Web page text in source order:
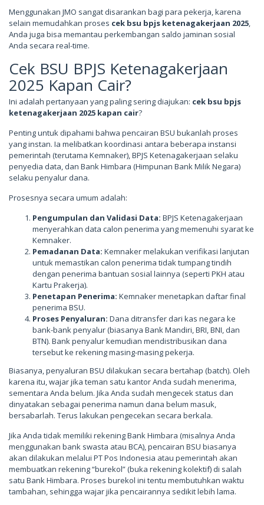
Menggunakan JMO sangat disarankan bagi para pekerja, karena
selain memudahkan proses cek bsu bpjs ketenagakerjaan 2025,
Anda juga bisa memantau perkembangan saldo jaminan sosial
Anda secara real-time.
Cek BSU BPJS Ketenagakerjaan
2025 Kapan Cair?
Ini adalah pertanyaan yang paling sering diajukan: cek bsu bpjs
ketenagakerjaan 2025 kapan cair?
Penting untuk dipahami bahwa pencairan BSU bukanlah proses
yang instan. Ia melibatkan koordinasi antara beberapa instansi
pemerintah (terutama Kemnaker), BPJS Ketenagakerjaan selaku
penyedia data, dan Bank Himbara (Himpunan Bank Milik Negara)
selaku penyalur dana.
Prosesnya secara umum adalah:
Pengumpulan dan Validasi Data: BPJS Ketenagakerjaan
menyerahkan data calon penerima yang memenuhi syarat ke
Kemnaker.
Pemadanan Data: Kemnaker melakukan verifikasi lanjutan
untuk memastikan calon penerima tidak tumpang tindih
dengan penerima bantuan sosial lainnya (seperti PKH atau
Kartu Prakerja).
Penetapan Penerima: Kemnaker menetapkan daftar final
penerima BSU.
Proses Penyaluran: Dana ditransfer dari kas negara ke
bank-bank penyalur (biasanya Bank Mandiri, BRI, BNI, dan
BTN). Bank penyalur kemudian mendistribusikan dana
tersebut ke rekening masing-masing pekerja.
Biasanya, penyaluran BSU dilakukan secara bertahap (batch). Oleh
karena itu, wajar jika teman satu kantor Anda sudah menerima,
sementara Anda belum. Jika Anda sudah mengecek status dan
dinyatakan sebagai penerima namun dana belum masuk,
bersabarlah. Terus lakukan pengecekan secara berkala.
Jika Anda tidak memiliki rekening Bank Himbara (misalnya Anda
menggunakan bank swasta atau BCA), pencairan BSU biasanya
akan dilakukan melalui PT Pos Indonesia atau pemerintah akan
membuatkan rekening “burekol” (buka rekening kolektif) di salah
satu Bank Himbara. Proses burekol ini tentu membutuhkan waktu
tambahan, sehingga wajar jika pencairannya sedikit lebih lama.